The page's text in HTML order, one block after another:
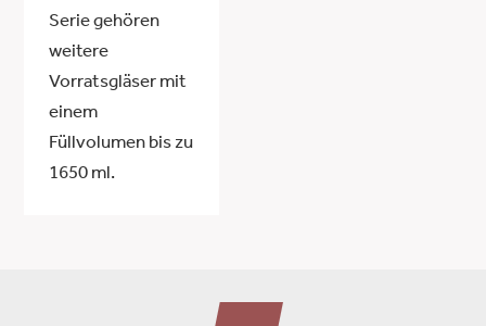
Serie gehören
weitere
Vorratsgläser mit
einem
Füllvolumen bis zu
1650 ml.